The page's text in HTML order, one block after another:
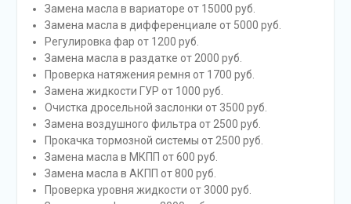
Замена масла в вариаторе от 15000 руб.
Замена масла в дифференциале от 5000 руб.
Регулировка фар от 1200 руб.
Замена масла в раздатке от 2000 руб.
Проверка натяжения ремня от 1700 руб.
Замена жидкости ГУР от 1000 руб.
Очистка дросельной заслонки от 3500 руб.
Замена воздушного фильтра от 2500 руб.
Прокачка тормозной системы от 2500 руб.
Замена масла в МКПП от 600 руб.
Замена масла в АКПП от 800 руб.
Проверка уровня жидкости от 3000 руб.